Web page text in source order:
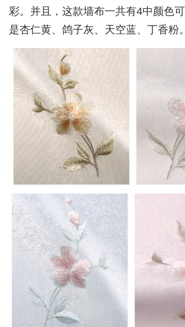
彩。并且，这款墙布一共有4中颜色
是杏仁黄、鸽子灰、天空蓝、丁香粉。